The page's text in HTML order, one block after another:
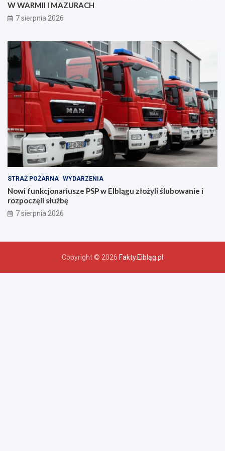
z
p
i
c
z
e
ń
s
t
w
a
n
i
W WARMII I MAZURACH
7 sierpnia 2026
STRAŻ POŻARNA WYDARZENIA
Nowi funkcjonariusze PSP w Elblągu złożyli ślubowanie i
rozpoczęli służbę
7 sierpnia 2026
Copyright © 2026 Fakty.Elbląg.pl